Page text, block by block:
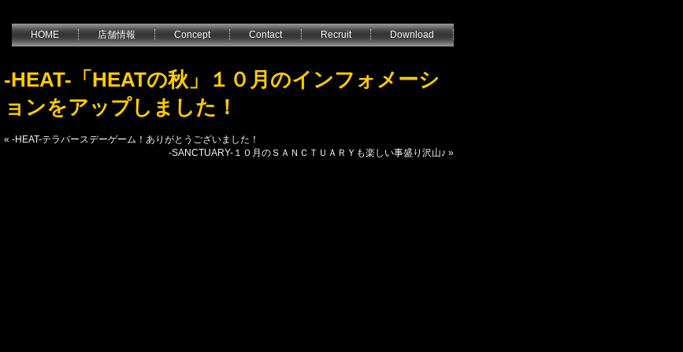
HOME 店舗情報 Concept Contact Recruit Download
-HEAT-「HEATの秋」１０月のインフォメーシ
ョンをアップしました！
« -HEAT-テラバースデーゲーム！ありがとうございました！
-SANCTUARY-１０月のＳＡＮＣＴＵＡＲＹも楽しい事盛り沢山♪ »